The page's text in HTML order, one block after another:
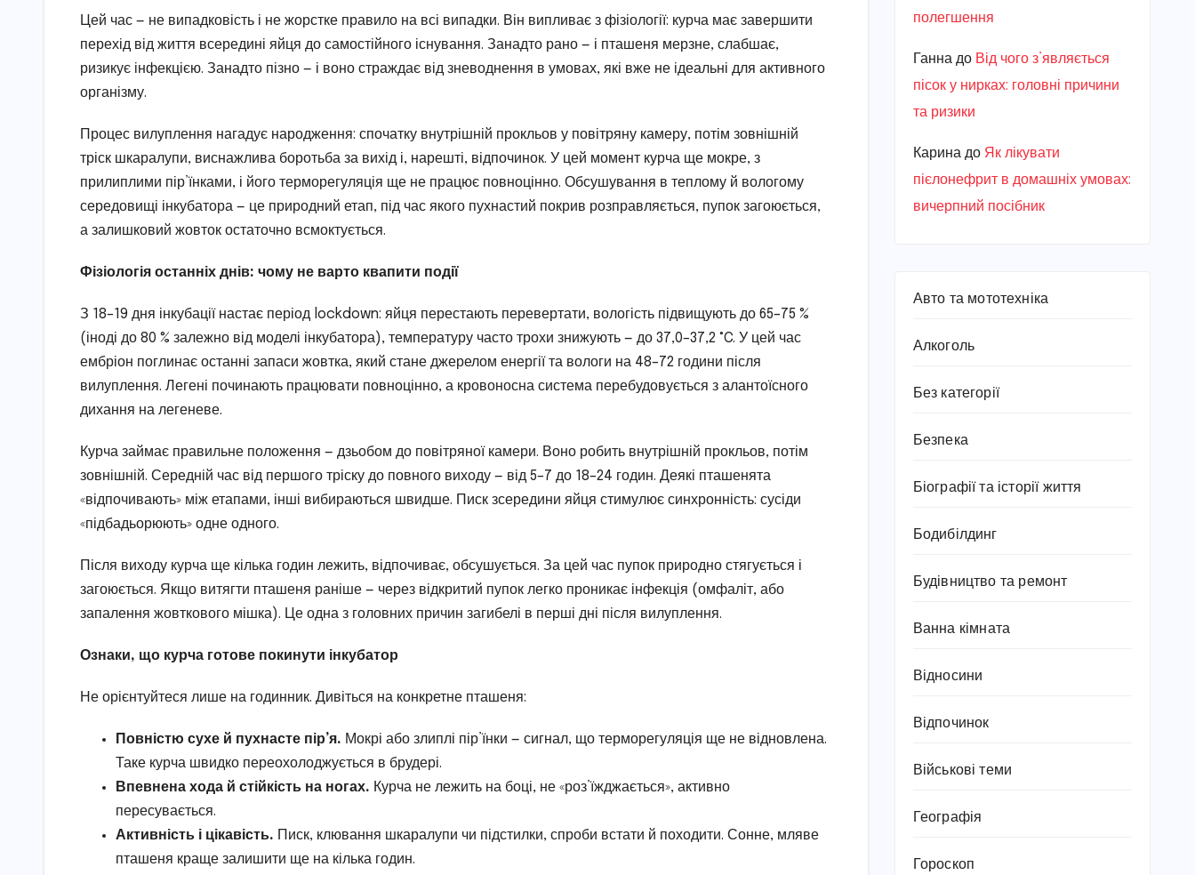
Цей час — не випадковість і не жорстке правило на всі випадки. Він випливає з фізіології: курча має завершити
перехід від життя всередині яйця до самостійного існування. Занадто рано — і пташеня мерзне, слабшає,
ризикує інфекцією. Занадто пізно — і воно страждає від зневоднення в умовах, які вже не ідеальні для активного
організму.
Процес вилуплення нагадує народження: спочатку внутрішній прокльов у повітряну камеру, потім зовнішній
тріск шкаралупи, виснажлива боротьба за вихід і, нарешті, відпочинок. У цей момент курча ще мокре, з
прилиплими пір’їнками, і його терморегуляція ще не працює повноцінно. Обсушування в теплому й вологому
середовищі інкубатора — це природний етап, під час якого пухнастий покрив розправляється, пупок загоюється,
а залишковий жовток остаточно всмоктується.
Фізіологія останніх днів: чому не варто квапити події
З 18–19 дня інкубації настає період lockdown: яйця перестають перевертати, вологість підвищують до 65–75 %
(іноді до 80 % залежно від моделі інкубатора), температуру часто трохи знижують — до 37,0–37,2 °C. У цей час
ембріон поглинає останні запаси жовтка, який стане джерелом енергії та вологи на 48–72 години після
вилуплення. Легені починають працювати повноцінно, а кровоносна система перебудовується з алантоїсного
дихання на легеневе.
Курча займає правильне положення — дзьобом до повітряної камери. Воно робить внутрішній прокльов, потім
зовнішній. Середній час від першого тріску до повного виходу — від 5–7 до 18–24 годин. Деякі пташенята
«відпочивають» між етапами, інші вибираються швидше. Писк зсередини яйця стимулює синхронність: сусіди
«підбадьорюють» одне одного.
Після виходу курча ще кілька годин лежить, відпочиває, обсушується. За цей час пупок природно стягується і
загоюється. Якщо витягти пташеня раніше — через відкритий пупок легко проникає інфекція (омфаліт, або
запалення жовткового мішка). Це одна з головних причин загибелі в перші дні після вилуплення.
Ознаки, що курча готове покинути інкубатор
Не орієнтуйтеся лише на годинник. Дивіться на конкретне пташеня:
Повністю сухе й пухнасте пір’я. Мокрі або злиплі пір’їнки — сигнал, що терморегуляція ще не відновлена.
Таке курча швидко переохолоджується в брудері.
Впевнена хода й стійкість на ногах. Курча не лежить на боці, не «роз’їжджається», активно
пересувається.
Активність і цікавість. Писк, клювання шкаралупи чи підстилки, спроби встати й походити. Сонне, мляве
пташеня краще залишити ще на кілька годин.
полегшення
Ганнадо Від чого з’являється
пісок у нирках: головні причини
та ризики
Каринадо Як лікувати
пієлонефрит в домашніх умовах:
вичерпний посібник
Авто та мототехніка
Алкоголь
Без категорії
Безпека
Біографії та історії життя
Бодибілдинг
Будівництво та ремонт
Ванна кімната
Відносини
Відпочинок
Військові теми
Географія
Гороскоп